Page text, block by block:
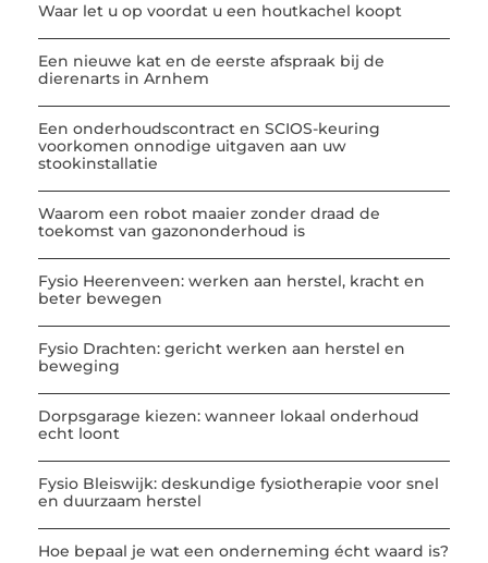
Waar let u op voordat u een houtkachel koopt
Een nieuwe kat en de eerste afspraak bij de
dierenarts in Arnhem
Een onderhoudscontract en SCIOS-keuring
voorkomen onnodige uitgaven aan uw
stookinstallatie
Waarom een robot maaier zonder draad de
toekomst van gazononderhoud is
Fysio Heerenveen: werken aan herstel, kracht en
beter bewegen
Fysio Drachten: gericht werken aan herstel en
beweging
Dorpsgarage kiezen: wanneer lokaal onderhoud
echt loont
Fysio Bleiswijk: deskundige fysiotherapie voor snel
en duurzaam herstel
Hoe bepaal je wat een onderneming écht waard is?